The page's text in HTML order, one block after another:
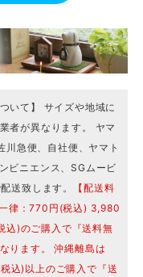
ついて】 サイズや地域に
者が異なります。 ヤマ
川急便、自社便、ヤマト
ビニエンス、SGムービ
送致します。
【配送料
律：770円(税込) 3,980
込)のご購入で『送料無
ります。 沖縄離島は
込)以上のご購入で『送